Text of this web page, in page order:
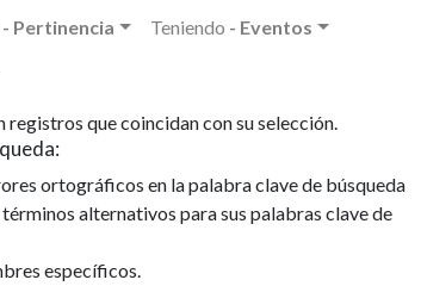
- Pertinencia Teniendo - Eventos
registros que coincidan con su selección.
ortográficos en la palabra clave de búsqueda
alternativos para sus palabras clave de
específicos.